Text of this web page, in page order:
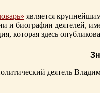
является
и биографии деятелей,
здесь
деятель